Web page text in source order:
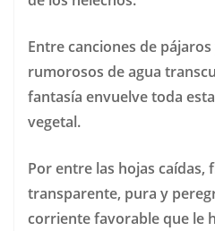
Entre canciones de
rumorosos de agua
fantasía envuelve toda
vegetal.
Por entre las hojas caídas,
transparente, pura y
corriente favorable que le